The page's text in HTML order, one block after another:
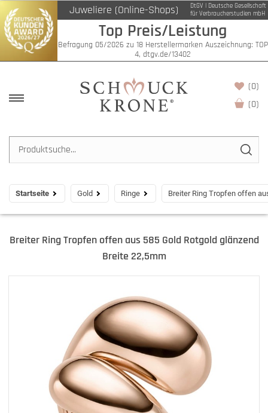
Juweliere (Online-Shops)
DtGV | Deutsche Gesellschaft
für Verbraucherstudien mbH
Top Preis/Leistung
Befragung 05/2026 zu 18 Herstellermarken Auszeichnung: TOP
4, dtgv.de/13402
(0)
(0)
Startseite Gold Ringe Breiter Ring Tropfen offen
Breiter Ring Tropfen offen aus 585 Gold Rotgold glänzend
Breite 22,5mm